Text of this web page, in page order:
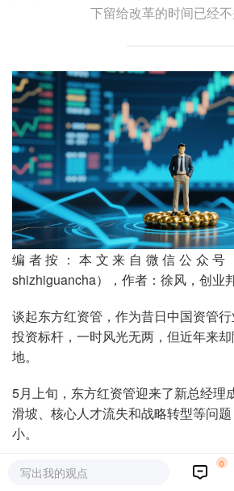
下留给改革的时间已经不
编者按：本文来自微信公众号
shizhiguancha），作者：徐风，创业
谈起东方红资管，作为昔日中国资管
投资标杆，一时风光无两，但近年来
地。
5月上旬，东方红资管迎来了新总经理
滑坡、核心人才流失和战略转型等问
小。
“神话”不再
写出我的观点
0